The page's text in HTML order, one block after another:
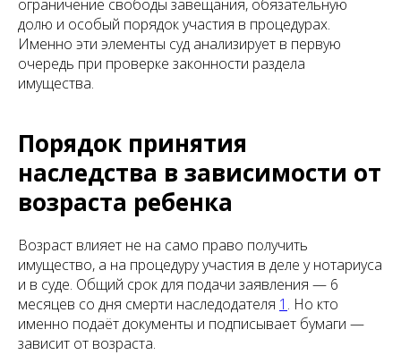
ограничение свободы завещания, обязательную
долю и особый порядок участия в процедурах.
Именно эти элементы суд анализирует в первую
очередь при проверке законности раздела
имущества.
Порядок принятия
наследства в зависимости от
возраста ребенка
Возраст влияет не на само право получить
имущество, а на процедуру участия в деле у нотариуса
и в суде. Общий срок для подачи заявления — 6
месяцев со дня смерти наследодателя 1 . Но кто
именно подаёт документы и подписывает бумаги —
зависит от возраста.